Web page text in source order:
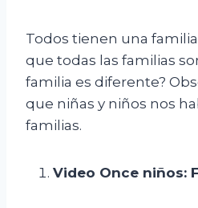
Todos tienen una
que todas las familias
familia es diferente?
que niñas y niños nos
familias.
Video Once niños: